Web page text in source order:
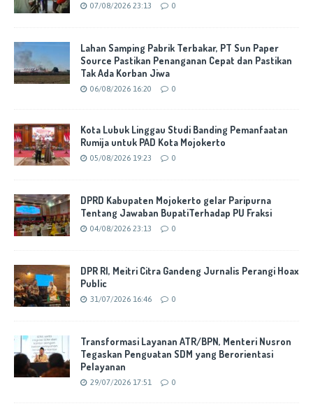
07/08/2026 23:13 0
Lahan Samping Pabrik Terbakar, PT Sun Paper
Source Pastikan Penanganan Cepat dan Pastikan
Tak Ada Korban Jiwa
06/08/2026 16:20 0
Kota Lubuk Linggau Studi Banding Pemanfaatan
Rumija untuk PAD Kota Mojokerto
05/08/2026 19:23 0
DPRD Kabupaten Mojokerto gelar Paripurna
Tentang Jawaban BupatiTerhadap PU Fraksi
04/08/2026 23:13 0
DPR RI, Meitri Citra Gandeng Jurnalis Perangi Hoax
Public
31/07/2026 16:46 0
Transformasi Layanan ATR/BPN, Menteri Nusron
Tegaskan Penguatan SDM yang Berorientasi
Pelayanan
29/07/2026 17:51 0